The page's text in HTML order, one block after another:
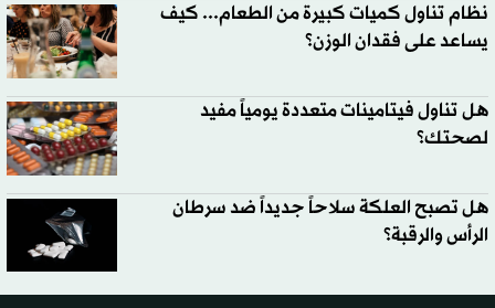
نظام تناول كميات كبيرة من الطعام... كيف
يساعد على فقدان الوزن؟
هل تناول فيتامينات متعددة يومياً مفيد
لصحتك؟
هل تصبح العلكة سلاحاً جديداً ضد سرطان
الرأس والرقبة؟